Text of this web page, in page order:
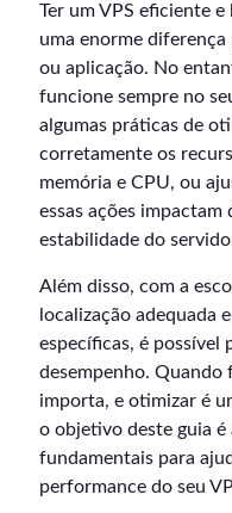
Ter um VPS eficiente
uma enorme diferença
ou aplicação. No
funcione sempre no
algumas práticas de
corretamente os
memória e CPU, ou
essas ações
estabilidade do
Além disso, com a
localização adequada
específicas, é possível
desempenho. Quando
importa, e otimizar é
o objetivo deste guia
fundamentais para
performance do seu